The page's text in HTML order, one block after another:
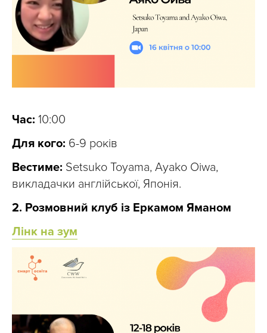
Час: 10:00
Для кого: 6-9 років
Вестиме: Setsuko Toyama, Ayako Oiwa,
викладачки англійської, Японія.
2. Розмовний клуб із Еркамом Яманом
Лінк на зум